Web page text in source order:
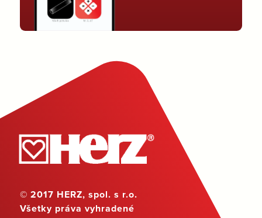
© 2017 HERZ, spol. s r.o.
Všetky práva vyhradené